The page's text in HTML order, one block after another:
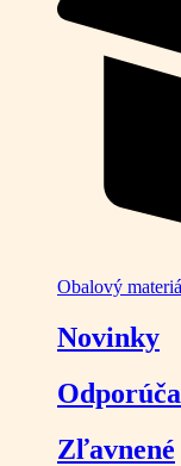
Obalový
Novinky
Zľavnené